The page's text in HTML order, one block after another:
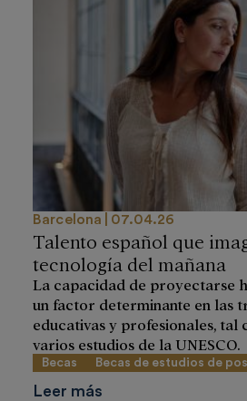
Barcelona 07.04.26
Talento español que
tecnología del mañana
La capacidad de proyectarse
un factor determinante en las
educativas y profesionales, tal
varios estudios de la UNESCO.
Becas Becas de estudios de
Leer más